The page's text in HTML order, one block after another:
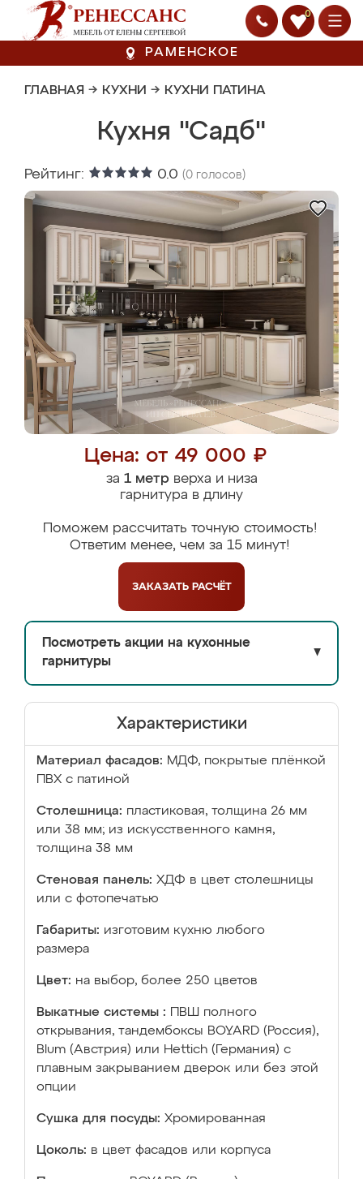
0
РАМЕНСКОЕ
ГЛАВНАЯ → КУХНИ → КУХНИ ПАТИНА
Кухня "Садб"
Рейтинг: 0.0 (0 голосов)
Цена: от 49 000 ₽
за 1 метрверха и низа
гарнитура в длину
Поможем рассчитать точную стоимость!
Ответим менее, чем за 15 минут!
ЗАКАЗАТЬ РАСЧЁТ
Посмотреть акции на кухонные
гарнитуры
▼
Характеристики
Материал фасадов: МДФ, покрытые плёнкой
ПВХ с патиной
Столешница: пластиковая, толщина 26 мм
или 38 мм; из искусственного камня,
толщина 38 мм
Стеновая панель: ХДФ в цвет столешницы
или с фотопечатью
Габариты: изготовим кухню любого
размера
Цвет: на выбор, более 250 цветов
Выкатные системы :
ПВШ полного
открывания, тандембоксы BOYARD (Россия),
Blum (Австрия) или Hettich (Германия) с
плавным закрыванием дверок или без этой
опции
Сушка для посуды: Хромированная
Цоколь: в цвет фасадов или корпуса